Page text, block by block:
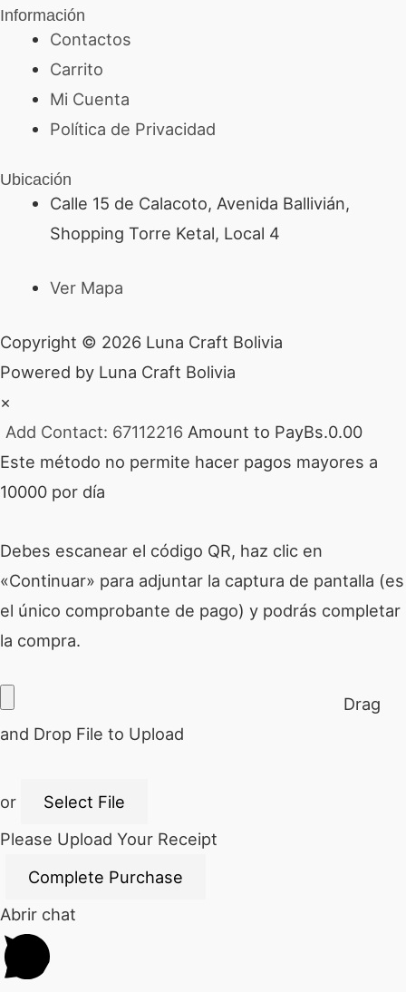
Información
Contactos
Carrito
Mi Cuenta
Política de Privacidad
Ubicación
Calle 15 de Calacoto, Avenida Ballivián,
Shopping Torre Ketal, Local 4
Ver Mapa
Copyright © 2026 Luna Craft Bolivia
Powered by Luna Craft Bolivia
×
Add Contact: 67112216 Amount to PayBs.0.00
Este método no permite hacer pagos mayores a
10000 por día
Debes escanear el código QR, haz clic en
«Continuar» para adjuntar la captura de pantalla (es
el único comprobante de pago) y podrás completar
la compra.
Drag
and Drop File to Upload
or
Select File
Please Upload Your Receipt
Abrir chat